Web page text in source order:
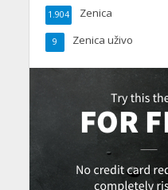
Zenica
1.904
Zenica uživo
9